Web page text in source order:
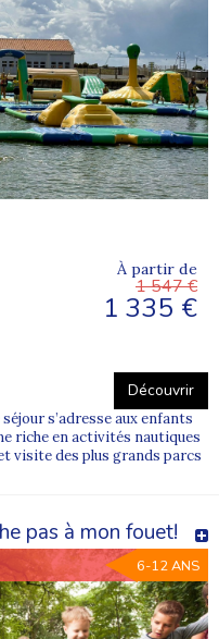
À partir de
1 547 €
1 335 €
Découvrir
s’adresse aux enfants
riche en activités nautiques
visite des plus grands parcs
pas à mon fouet!
6-12 ANS